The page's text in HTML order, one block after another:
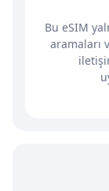
Bu eSIM
aramaları